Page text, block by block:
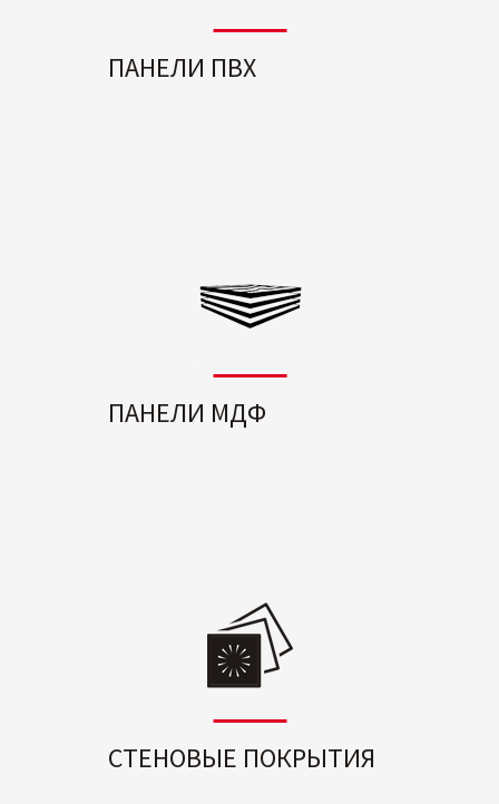
ПАНЕЛИ ПВХ
ПАНЕЛИ МДФ
СТЕНОВЫЕ ПОКРЫТИЯ